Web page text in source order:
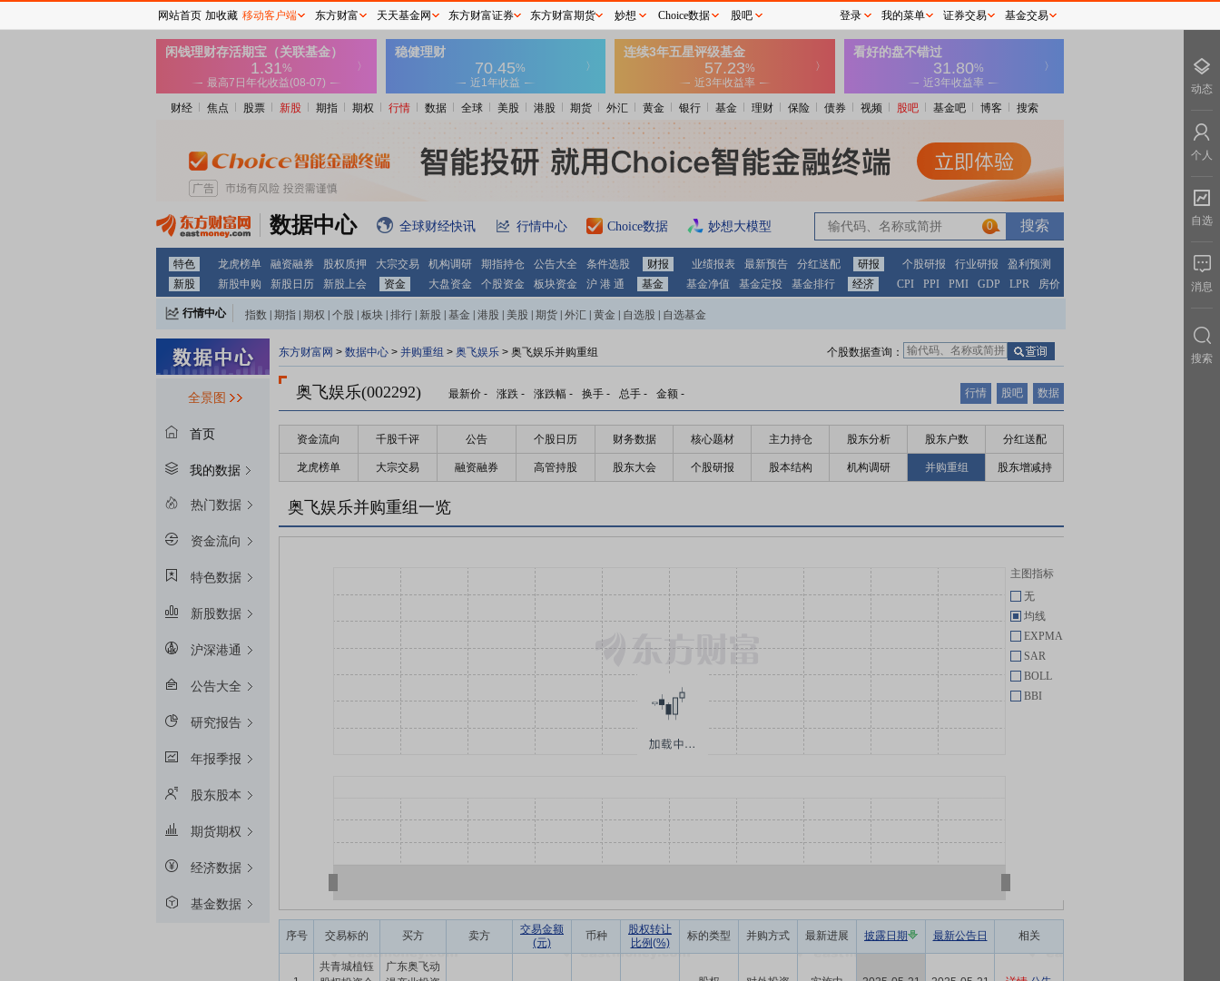
财经 焦点 股票 新股 期指 期权 行情 数据 全球 美股 港股 期货 外汇 黄金 银行 基金 理财 保险 债券 视频 股吧 基金吧 博客 搜索
数据中心 全球财经快讯 行情中心 Choice数据 妙想大模型 0
特色 龙虎榜单 融资融券 股权质押 大宗交易 机构调研 期指持仓 公告大全 条件选股 财报 业绩报表 最新预告 分红送配 研报 个股研报 行业研报
盈利预测
新股
新股申购 新股日历 新股上会 资金 大盘资金 个股资金 板块资金 沪 港 通 基金 基金净值 基金定投 基金排行 经济 CPI PPI PMI GDP LPR 房价
行情中心 指数 期指 期权 个股 板块 排行 新股 基金 港股 美股 期货 外汇 黄金 自选股 自选基金
全景图
首页
我的数据
热门数据
资金流向
特色数据
新股数据
沪深港通
公告大全
研究报告
年报季报
股东股本
期货期权
经济数据
基金数据
东方财富网 > 数据中心 > 并购重组 > 奥飞娱乐 > 奥飞娱乐并购重组 个股数据查询：
奥飞娱乐(002292) 最新价 - 涨跌 - 涨跌幅 - 换手 - 总手 - 金额 - 行情 股吧 数据
资金流向 千股千评 公告 个股日历 财务数据 核心题材 主力持仓 股东分析 股东户数 分红送配
龙虎榜单 大宗交易 融资融券 高管持股 股东大会 个股研报 股本结构 机构调研 并购重组 股东增减持
奥飞娱乐并购重组一览
主图指标
无
均线
EXPMA
SAR
BOLL
BBI
序号 交易标的 买方 卖方
交易金额
(元)
币种
股权转让
比例(%)
标的类型 并购方式 最新进展 披露日期 最新公告日 相关
共青城植钰
广东奥飞动
网站首页 加收藏 移动客户端 东方财富 天天基金网 东方财富证券 东方财富期货 妙想 Choice数据 股吧 登录 我的菜单 证券交易 基金交易
动态
个人
自选
消息
搜索